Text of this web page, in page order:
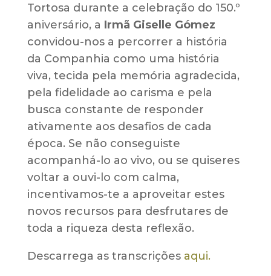
Tortosa durante a celebração do 150.º
aniversário, a Irmã Giselle Gómez
convidou-nos a percorrer a história
da Companhia como uma história
viva, tecida pela memória agradecida,
pela fidelidade ao carisma e pela
busca constante de responder
ativamente aos desafios de cada
época. Se não conseguiste
acompanhá-lo ao vivo, ou se quiseres
voltar a ouvi-lo com calma,
incentivamos-te a aproveitar estes
novos recursos para desfrutares de
toda a riqueza desta reflexão.
Descarrega as transcriçõesaqui.